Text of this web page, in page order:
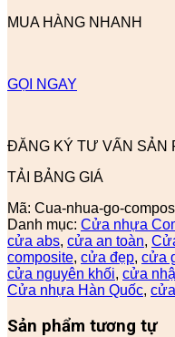
MUA HÀNG NHANH
GỌI NGAY
ĐĂNG KÝ TƯ VẤN SẢN
TẢI BẢNG GIÁ
Mã: Cua-nhua-go-
Danh mục: Cửa nhựa
cửa abs, cửa an toàn,
composite, cửa đẹp, cửa
cửa nguyên khối, cửa
Cửa nhựa Hàn Quốc,
Sản phẩm tương tự